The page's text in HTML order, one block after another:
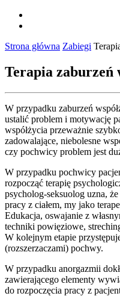
Strona główna Zabiegi
Terapia zaburzeń
W przypadku zaburzeń
ustalić problem i motywację
współżycia przeważnie
zadowalające, niebolesne
czy pochwicy problem jest
W przypadku pochwicy
rozpocząć terapię
psycholog-seksuolog uzna,
pracy z ciałem, my jako
Edukacja, oswajanie z
techniki powięziowe,
W kolejnym etapie
(rozszerzaczami) pochwy.
W przypadku anorgazmii
zawierającego elementy
do rozpoczęcia pracy z